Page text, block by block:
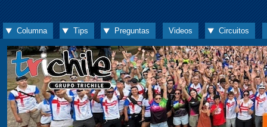
Columna Tips Preguntas Videos Circuitos